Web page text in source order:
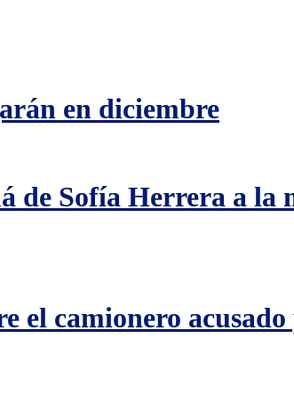
en diciembre
de Sofía Herrera a la
el camionero